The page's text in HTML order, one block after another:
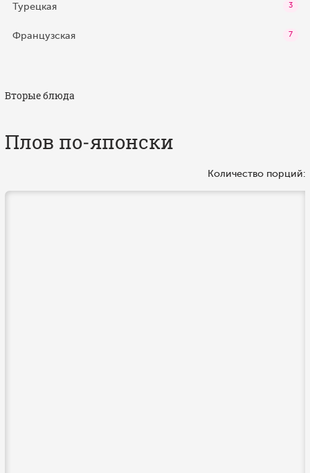
Турецкая 3
Французская 7
Вторые блюда
Плов по‑японски
Количество порций: